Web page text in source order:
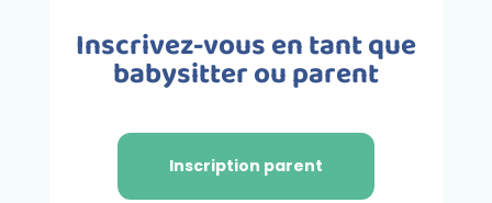
Inscrivez-vous en tant que
babysitter ou parent
Inscription parent